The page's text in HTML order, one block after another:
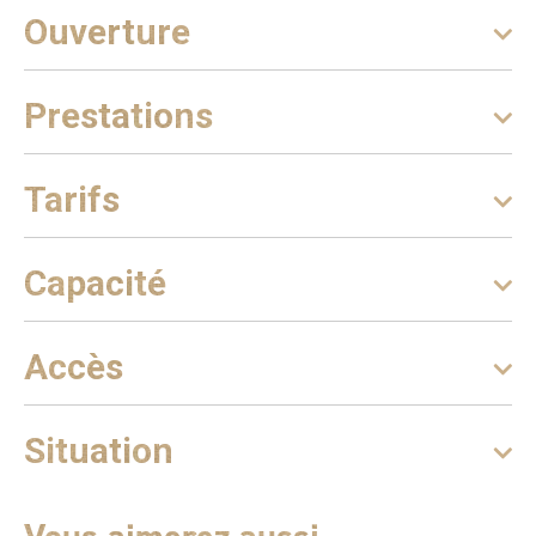
Ouverture
Prestations
Tarifs
Capacité
Accès
Situation